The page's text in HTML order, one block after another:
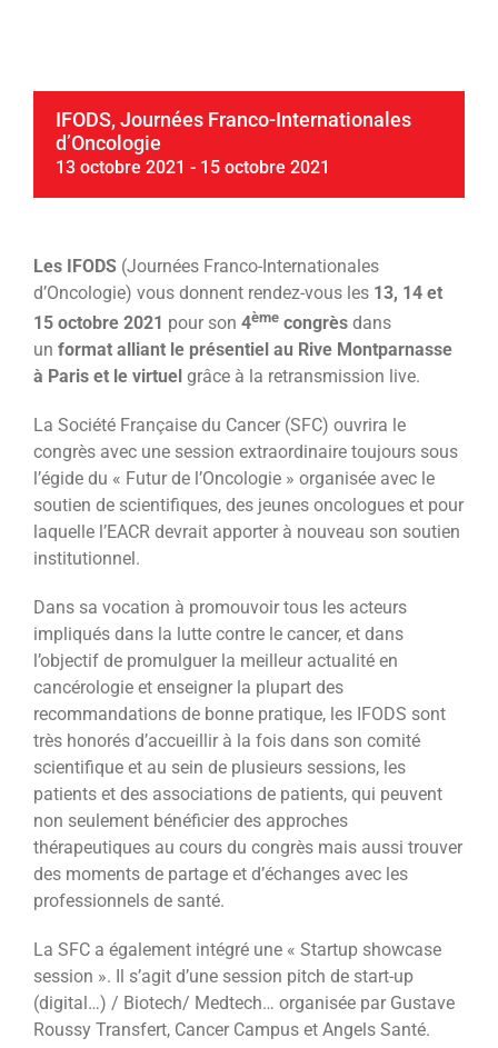
IFODS, Journées Franco-Internationales
d’Oncologie
13 octobre 2021 - 15 octobre 2021
Les IFODS (Journées Franco-Internationales
d’Oncologie) vous donnent rendez-vous les 13, 14 et
15 octobre 2021 pour son 4ème congrès dans
un format alliant le présentiel au Rive Montparnasse
à Paris et le virtuel grâce à la retransmission live.
La Société Française du Cancer (SFC) ouvrira le
congrès avec une session extraordinaire toujours sous
l’égide du « Futur de l’Oncologie » organisée avec le
soutien de scientifiques, des jeunes oncologues et pour
laquelle l’EACR devrait apporter à nouveau son soutien
institutionnel.
Dans sa vocation à promouvoir tous les acteurs
impliqués dans la lutte contre le cancer, et dans
l’objectif de promulguer la meilleur actualité en
cancérologie et enseigner la plupart des
recommandations de bonne pratique, les IFODS sont
très honorés d’accueillir à la fois dans son comité
scientifique et au sein de plusieurs sessions, les
patients et des associations de patients, qui peuvent
non seulement bénéficier des approches
thérapeutiques au cours du congrès mais aussi trouver
des moments de partage et d’échanges avec les
professionnels de santé.
La SFC a également intégré une « Startup showcase
session ». Il s’agit d’une session pitch de start-up
(digital…) / Biotech/ Medtech… organisée par Gustave
Roussy Transfert, Cancer Campus et Angels Santé.